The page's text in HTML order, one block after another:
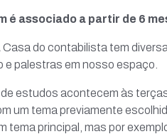
é associado a partir de 6
Casa do contabilista tem
palestras em nosso espaço.
estudos acontecem às
um tema previamente
tema principal, mas por